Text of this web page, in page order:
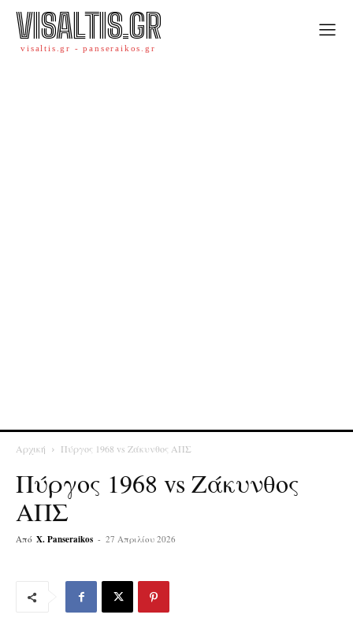
VISALTIS.GR
visaltis.gr - panseraikos.gr
Αρχική Πύργος 1968 vs Ζάκυνθος ΑΠΣ
Πύργος 1968 vs Ζάκυνθος
ΑΠΣ
Από X. Panseraikos - 27 Απριλίου 2026